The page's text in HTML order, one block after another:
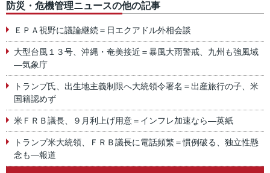
防災・危機管理ニュースの他の記事
ＥＰＡ視野に議論継続＝日エクアドル外相会談
大型台風１３号、沖縄・奄美接近＝暴風大雨警戒、九州も強風域
―気象庁
トランプ氏、出生地主義制限へ大統領令署名＝出産旅行の子、米
国籍認めず
米ＦＲＢ議長、９月利上げ用意＝インフレ加速なら―英紙
トランプ米大統領、ＦＲＢ議長に電話頻繁＝慣例破る、独立性懸
念も―報道